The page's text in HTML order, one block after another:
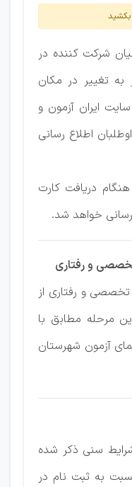
شرکت کننده در
تغییر در مکان
ایران آزمون و
اطلاع رسانی
دریافت کارت
خواهد شد.
و رفتاری
و رفتاری از
مرحله مطابق با
آزمون شهرستان
سنی ذکر شده
توانند نسبت به ثبت نام در